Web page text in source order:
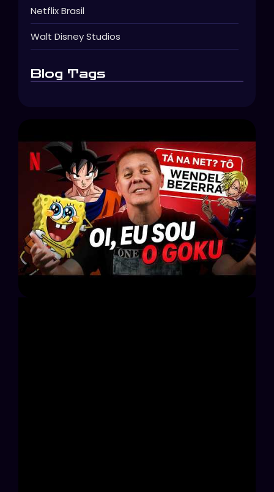
Netflix Brasil
Walt Disney Studios
Blog Tags